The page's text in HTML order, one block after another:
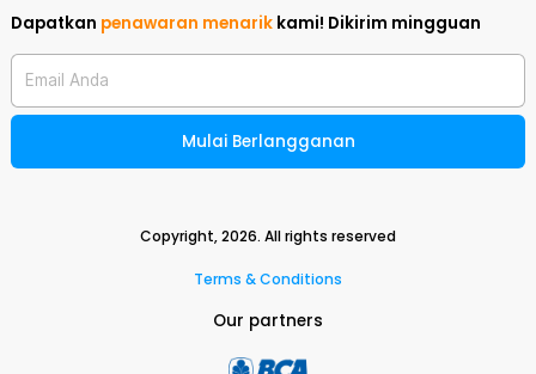
Dapatkan penawaran menarik kami! Dikirim mingguan
Email Anda
Mulai Berlangganan
Copyright,2026. All rights reserved
Terms & Conditions
Our partners